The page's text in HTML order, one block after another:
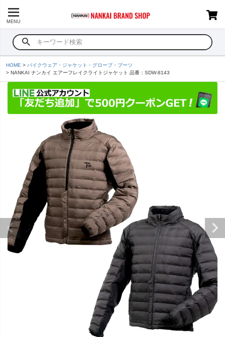
MENU
HOME
バイクウェア・ジャケット・グローブ・ブーツ
NANKAI ナンカイ エアーフレイクライトジャケット 品番：SDW-8143